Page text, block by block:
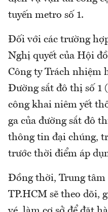
tuyến metro số 1.
Đối với các trường
Nghị quyết của Hội
Công ty Trách nhiệm
Đường sắt đô thị số 1
công khai niêm yết
ga của đường sắt đô
thông tin đại chúng,
trước thời điểm áp
Đồng thời, Trung tâm
TP.HCM sẽ theo dõi,